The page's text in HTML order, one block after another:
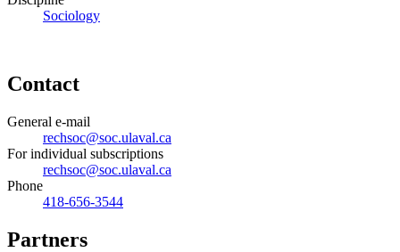
Sociology
Contact
General e-mail
rechsoc@soc.ulaval.ca
For individual subscriptions
rechsoc@soc.ulaval.ca
Phone
418-656-3544
Partners